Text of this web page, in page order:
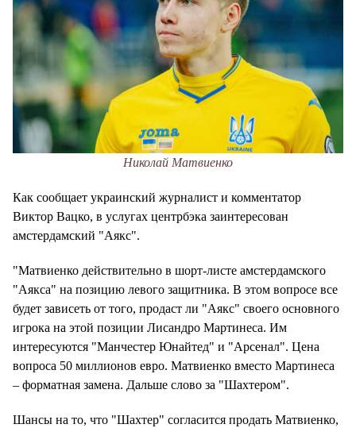
Николай Матвиенко
Как сообщает украинский журналист и комментатор
Виктор Вацко, в услугах центрбэка заинтересован
амстердамский "Аякс".
"Матвиенко действительно в шорт-листе амстердамского
"Аякса" на позицию левого защитника. В этом вопросе все
будет зависеть от того, продаст ли "Аякс" своего основного
игрока на этой позиции Лисандро Мартинеса. Им
интересуются "Манчестер Юнайтед" и "Арсенал". Цена
вопроса 50 миллионов евро. Матвиенко вместо Мартинеса
– форматная замена. Дальше слово за "Шахтером".
Шансы на то, что "Шахтер" согласится продать Матвиенко,